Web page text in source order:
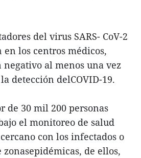
del virus SARS- CoV-2
en los centros médicos,
negativo al menos una vez
detección delCOVID-19.
de 30 mil 200 personas
el monitoreo de salud
con los infectados o
de ellos,